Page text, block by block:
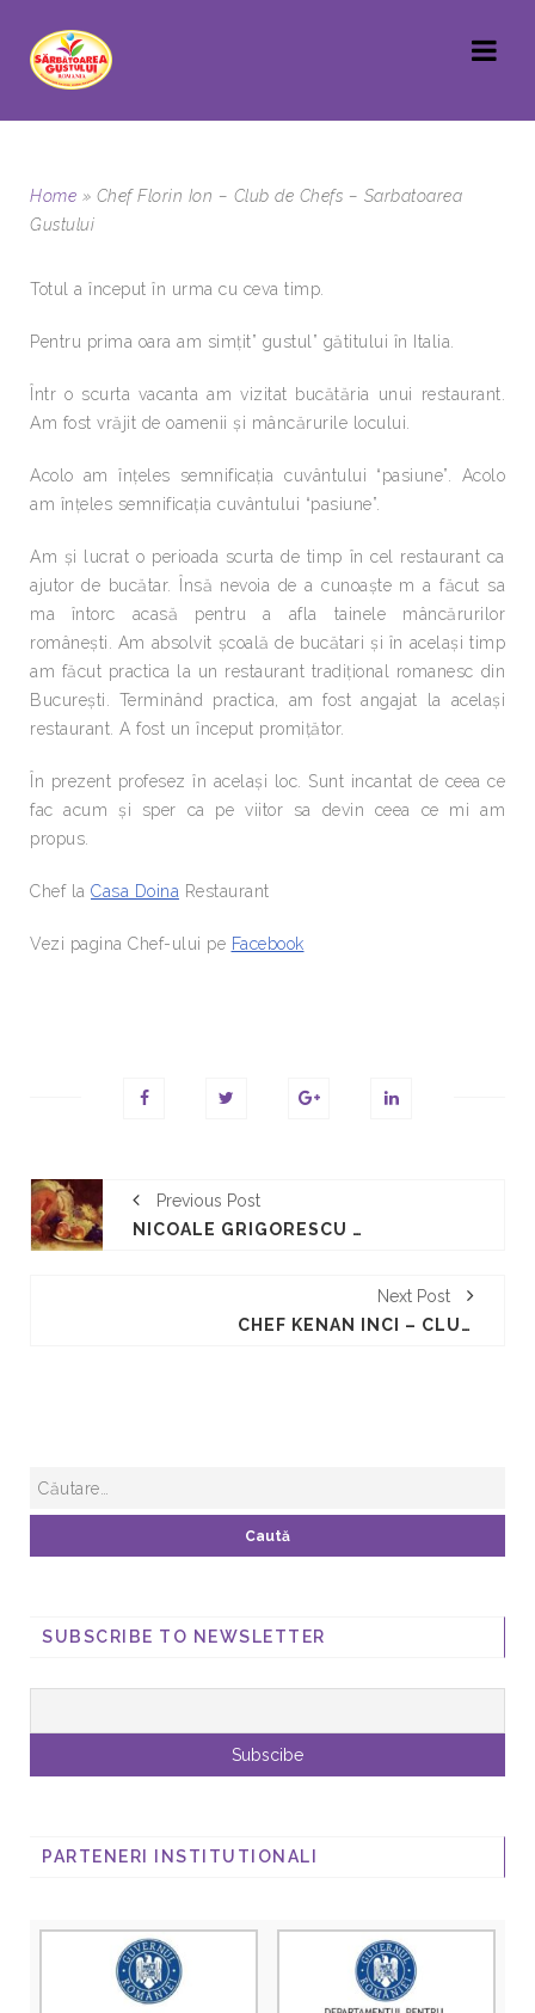
Home » Chef Florin Ion – Club de Chefs – Sarbatoarea
Gustului
Totul a început în urma cu ceva timp.
Pentru prima oara am simțit” gustul” gătitului în Italia.
Într o scurta vacanta am vizitat bucătăria unui restaurant.
Am fost vrăjit de oamenii și mâncărurile locului.
Acolo am înțeles semnificația cuvântului “pasiune”. Acolo
am înțeles semnificația cuvântului “pasiune”.
Am și lucrat o perioada scurta de timp în cel restaurant ca
ajutor de bucătar. Însă nevoia de a cunoaște m a făcut sa
ma întorc acasă pentru a afla tainele mâncărurilor
românești. Am absolvit școală de bucătari și în același timp
am făcut practica la un restaurant tradițional romanesc din
București. Terminând practica, am fost angajat la același
restaurant. A fost un început promițător.
În prezent profesez în același loc. Sunt incantat de ceea ce
fac acum și sper ca pe viitor sa devin ceea ce mi am
propus.
Chef la Casa Doina Restaurant
Vezi pagina Chef-ului pe Facebook
Previous Post
NICOALE GRIGORESCU - NATURA STATICA CU FRUCTE - BROSURA PEDAGOGICA
Next Post
CHEF KENAN INCI – CLUB DE CHEFS – SARBATOAREA GUSTULUI
SUBSCRIBE TO NEWSLETTER
PARTENERI INSTITUTIONALI